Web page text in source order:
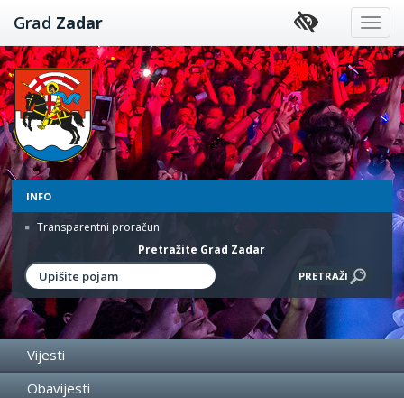
Preskoči
na
sadržaj
Grad Zadar
INFO
Transparentni proračun
Pretražite Grad Zadar
Vijesti
Obavijesti